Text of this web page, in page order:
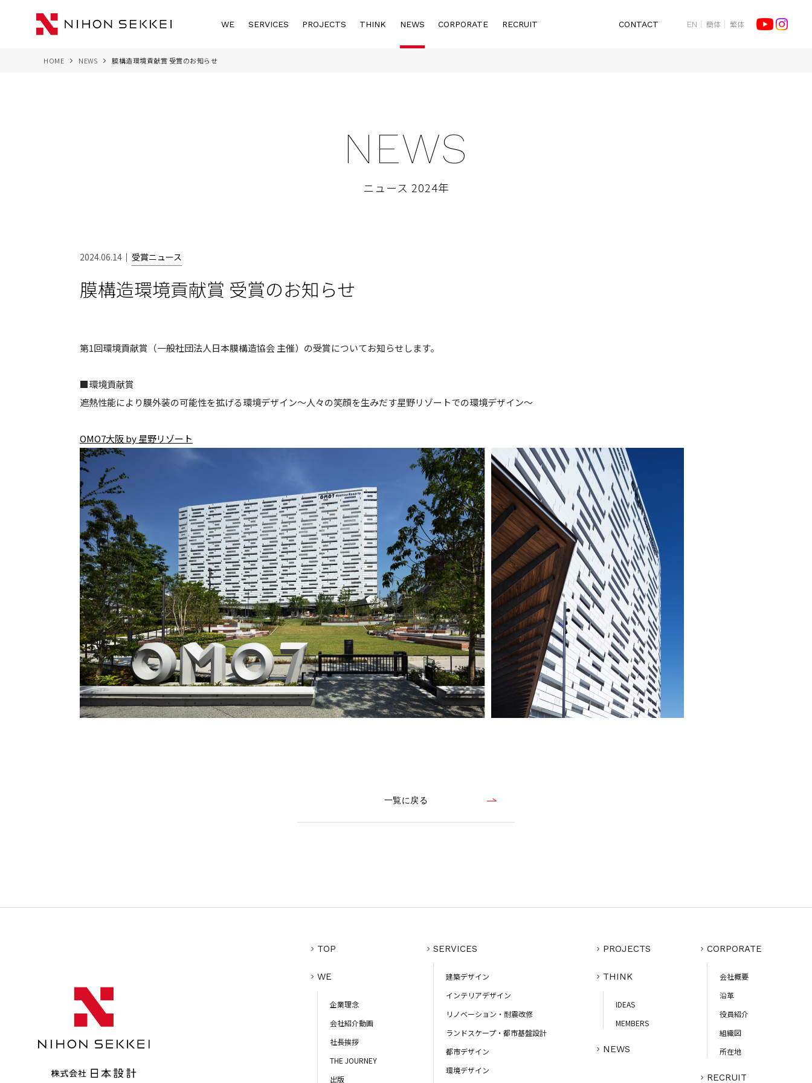
WE SERVICES PROJECTS THINK NEWS CORPORATE RECRUIT CONTACT EN 簡体 繁体
HOME NEWS 膜構造環境貢献賞 受賞のお知らせ
NEWS
ニュース 2024年
2024.06.14 受賞ニュース
膜構造環境貢献賞 受賞のお知らせ
第1回環境貢献賞（一般社団法人日本膜構造協会 主催）の受賞についてお知らせします。
■環境貢献賞
遮熱性能により膜外装の可能性を拡げる環境デザイン～人々の笑顔を生みだす星野リゾートでの環境デザイン～
OMO7大阪 by 星野リゾート
一覧に戻る
TOP
WE
企業理念
会社紹介動画
社長挨拶
THE JOURNEY
出版
SERVICES
建築デザイン
インテリアデザイン
リノベーション・耐震改修
ランドスケープ・都市基盤設計
都市デザイン
環境デザイン
PROJECTS
THINK
IDEAS
MEMBERS
NEWS
CORPORATE
会社概要
沿革
役員紹介
組織図
所在地
RECRUIT